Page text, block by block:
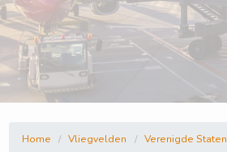
Home Vliegvelden Verenigde Staten